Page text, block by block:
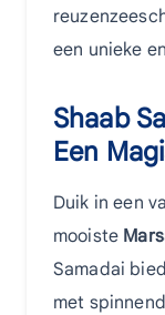
een unieke
Shaab
Een
Duik in een
mooiste
Samadai
met